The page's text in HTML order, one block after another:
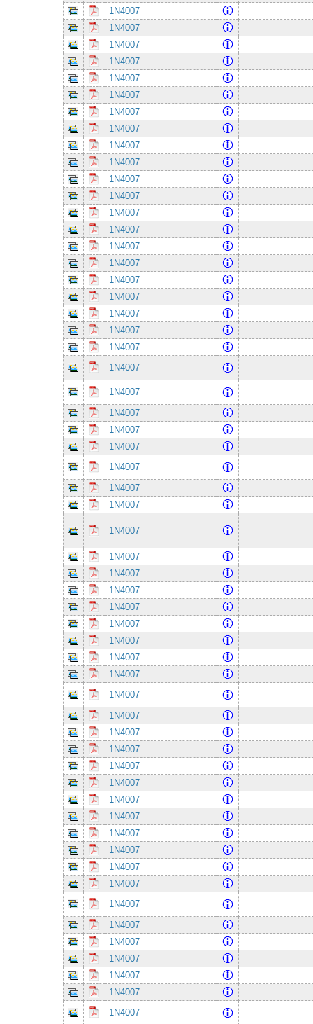
1N4007
1N4007
1N4007
1N4007
1N4007
1N4007
1N4007
1N4007
1N4007
1N4007
1N4007
1N4007
1N4007
1N4007
1N4007
1N4007
1N4007
1N4007
1N4007
1N4007
1N4007
1N4007
1N4007
1N4007
1N4007
1N4007
1N4007
1N4007
1N4007
1N4007
1N4007
1N4007
1N4007
1N4007
1N4007
1N4007
1N4007
1N4007
1N4007
1N4007
1N4007
1N4007
1N4007
1N4007
1N4007
1N4007
1N4007
1N4007
1N4007
1N4007
1N4007
1N4007
1N4007
1N4007
1N4007
1N4007
1N4007